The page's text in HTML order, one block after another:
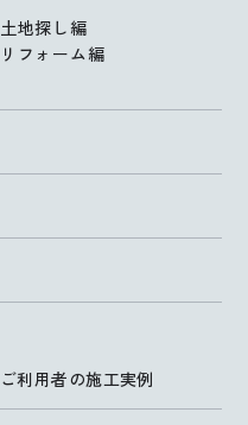
ご利用者の施工実例
土地探し編
リフォーム編